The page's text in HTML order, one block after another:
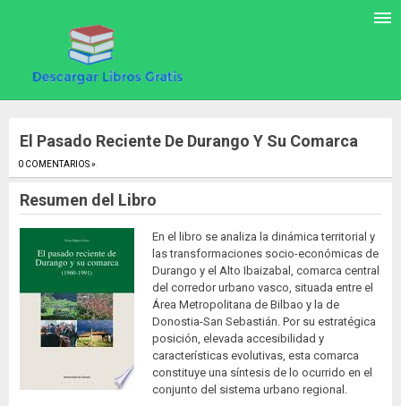
El Pasado Reciente De Durango Y Su Comarca
0 COMENTARIOS ».
Resumen del Libro
En el libro se analiza la dinámica territorial y
las transformaciones socio-económicas de
Durango y el Alto Ibaizabal, comarca central
del corredor urbano vasco, situada entre el
Área Metropolitana de Bilbao y la de
Donostia-San Sebastián. Por su estratégica
posición, elevada accesibilidad y
características evolutivas, esta comarca
constituye una síntesis de lo ocurrido en el
conjunto del sistema urbano regional.